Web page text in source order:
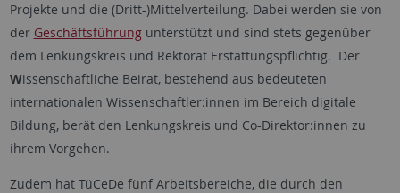
Projekte und die (Dritt-)Mittelverteilung. Dabei werden sie von
der Geschäftsführungunterstützt und sind stets gegenüber
dem Lenkungskreis und Rektorat Erstattungspflichtig. Der
Wissenschaftliche Beirat, bestehend aus bedeuteten
internationalen Wissenschaftler:innen im Bereich digitale
Bildung, berät den Lenkungskreis und Co-Direktor:innen zu
ihrem Vorgehen.
Zudem hat TüCeDe fünf Arbeitsbereiche, die durch den